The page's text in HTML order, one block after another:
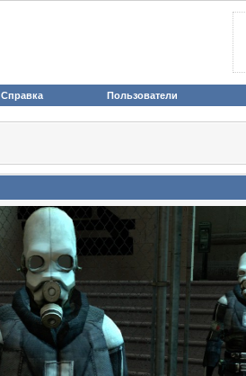
Справка Пользователи